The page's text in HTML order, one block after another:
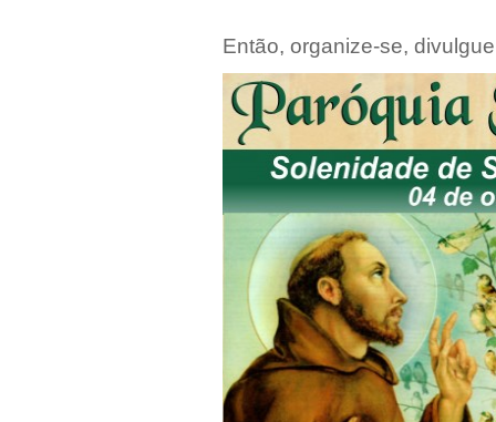
Então, organize-se,